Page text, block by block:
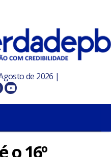
de 2026 |
o 16º